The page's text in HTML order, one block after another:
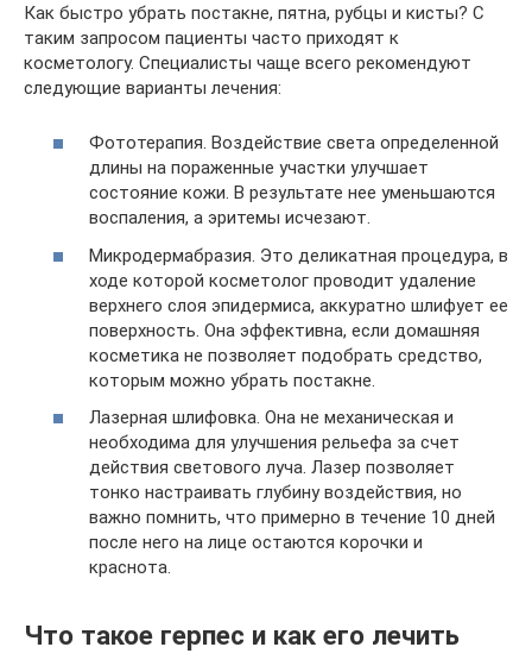
Как быстро убрать постакне, пятна, рубцы и кисты? С
таким запросом пациенты часто приходят к
косметологу. Специалисты чаще всего рекомендуют
следующие варианты лечения:
Фототерапия. Воздействие света определенной
длины на пораженные участки улучшает
состояние кожи. В результате нее уменьшаются
воспаления, а эритемы исчезают.
Микродермабразия. Это деликатная процедура, в
ходе которой косметолог проводит удаление
верхнего слоя эпидермиса, аккуратно шлифует ее
поверхность. Она эффективна, если домашняя
косметика не позволяет подобрать средство,
которым можно убрать постакне.
Лазерная шлифовка. Она не механическая и
необходима для улучшения рельефа за счет
действия светового луча. Лазер позволяет
тонко настраивать глубину воздействия, но
важно помнить, что примерно в течение 10 дней
после него на лице остаются корочки и
краснота.
Что такое герпес и как его лечить